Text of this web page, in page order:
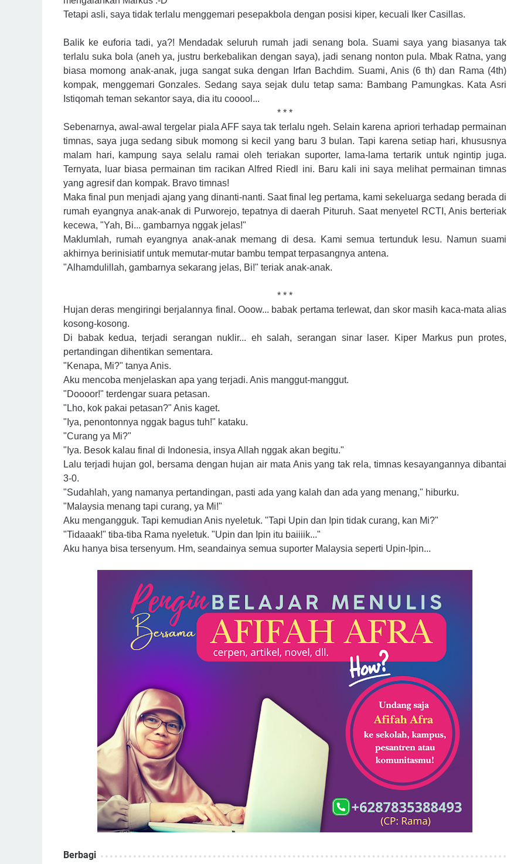
Tetapi asli, saya tidak terlalu menggemari pesepakbola dengan posisi kiper, kecuali Iker Casillas.
Balik ke euforia tadi, ya?! Mendadak seluruh rumah jadi senang bola. Suami saya yang biasanya tak
terlalu suka bola (aneh ya, justru berkebalikan dengan saya), jadi senang nonton pula. Mbak Ratna, yang
biasa momong anak-anak, juga sangat suka dengan Irfan Bachdim. Suami, Anis (6 th) dan Rama (4th)
kompak, menggemari Gonzales. Sedang saya sejak dulu tetap sama: Bambang Pamungkas. Kata Asri
Istiqomah teman sekantor saya, dia itu cooool...
* * *
Sebenarnya, awal-awal tergelar piala AFF saya tak terlalu ngeh. Selain karena apriori terhadap permainan
timnas, saya juga sedang sibuk momong si kecil yang baru 3 bulan. Tapi karena setiap hari, khususnya
malam hari, kampung saya selalu ramai oleh teriakan suporter, lama-lama tertarik untuk ngintip juga.
Ternyata, luar biasa permainan tim racikan Alfred Riedl ini. Baru kali ini saya melihat permainan timnas
yang agresif dan kompak. Bravo timnas!
Maka final pun menjadi ajang yang dinanti-nanti. Saat final leg pertama, kami sekeluarga sedang berada di
rumah eyangnya anak-anak di Purworejo, tepatnya di daerah Pituruh. Saat menyetel RCTI, Anis berteriak
kecewa, "Yah, Bi... gambarnya nggak jelas!"
Maklumlah, rumah eyangnya anak-anak memang di desa. Kami semua tertunduk lesu. Namun suami
akhirnya berinisiatif untuk memutar-mutar bambu tempat terpasangnya antena.
"Alhamdulillah, gambarnya sekarang jelas, Bi!" teriak anak-anak.
* * *
Hujan deras mengiringi berjalannya final. Ooow... babak pertama terlewat, dan skor masih kaca-mata alias
kosong-kosong.
Di babak kedua, terjadi serangan nuklir... eh salah, serangan sinar laser. Kiper Markus pun protes,
pertandingan dihentikan sementara.
"Kenapa, Mi?" tanya Anis.
Aku mencoba menjelaskan apa yang terjadi. Anis manggut-manggut.
"Doooor!" terdengar suara petasan.
"Lho, kok pakai petasan?" Anis kaget.
"Iya, penontonnya nggak bagus tuh!" kataku.
"Curang ya Mi?"
"Iya. Besok kalau final di Indonesia, insya Allah nggak akan begitu."
Lalu terjadi hujan gol, bersama dengan hujan air mata Anis yang tak rela, timnas kesayangannya dibantai
3-0.
"Sudahlah, yang namanya pertandingan, pasti ada yang kalah dan ada yang menang," hiburku.
"Malaysia menang tapi curang, ya Mi!"
Aku mengangguk. Tapi kemudian Anis nyeletuk. "Tapi Upin dan Ipin tidak curang, kan Mi?"
"Tidaaak!" tiba-tiba Rama nyeletuk. "Upin dan Ipin itu baiiiik..."
Aku hanya bisa tersenyum. Hm, seandainya semua suporter Malaysia seperti Upin-Ipin...
Berbagi